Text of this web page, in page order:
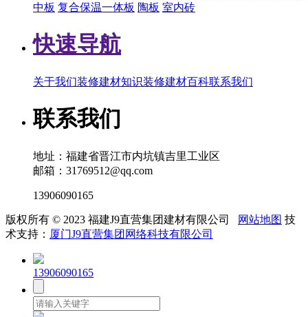
中板 复合保温一体板 陶板 室内砖
快速导航
关于我们装修建材知识装修建材百科联系我们
联系我们
地址：福建省晋江市内坑镇吉里工业区
邮箱：31769512@qq.com
13906090165
版权所有 © 2023 福建J9直营集团建材有限公司 网站地图 技
术支持： 厦门J9直营集团网络科技有限公司
13906090165